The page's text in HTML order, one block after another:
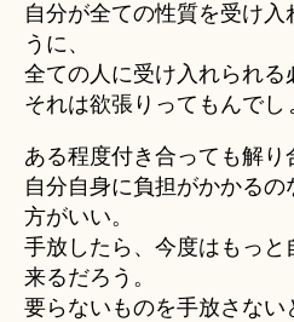
自分が全ての性質を受け入
うに、
全ての人に受け入れられる
それは欲張りってもんでし
ある程度付き合っても解り
自分自身に負担がかかる
方がいい。
手放したら、今度はもっと
来るだろう。
要らないものを手放さな